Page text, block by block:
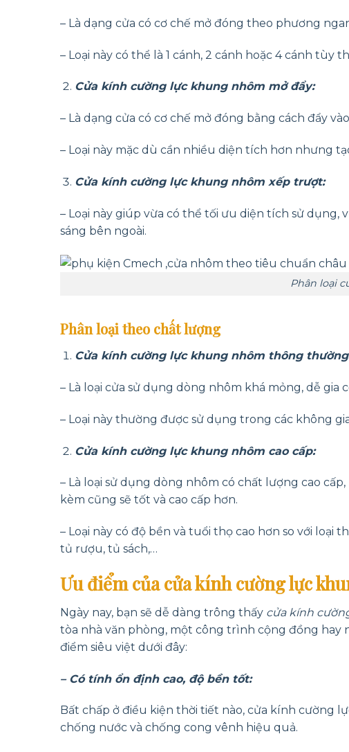
– Là dạng cửa có cơ chế mở đóng theo phương
– Loại này có thể là 1 cánh, 2 cánh hoặc 4 cánh tùy
Cửa kính cường lực khung nhôm mở đẩy:
– Là dạng cửa có cơ chế mở đóng bằng cách đẩy
– Loại này mặc dù cần nhiều diện tích hơn nhưng
Cửa kính cường lực khung nhôm xếp trượt:
– Loại này giúp vừa có thể tối ưu diện tích sử dụng,
sáng bên ngoài.
Phân loại
Phân loại theo chất lượng
Cửa kính cường lực khung nhôm thông
– Là loại cửa sử dụng dòng nhôm khá mỏng, dễ gia
– Loại này thường được sử dụng trong các không
Cửa kính cường lực khung nhôm cao cấp:
– Là loại sử dụng dòng nhôm có chất lượng cao
kèm cũng sẽ tốt và cao cấp hơn.
– Loại này có độ bền và tuổi thọ cao hơn so với loại
tủ rượu, tủ sách,…
Ưu điểm của cửa kính cường lực
Ngày nay, bạn sẽ dễ dàng trông thấy cửa kính
tòa nhà văn phòng, một công trình cộng đồng hay
điểm siêu việt dưới đây:
– Có tính ổn định cao, độ bền tốt:
Bất chấp ở điều kiện thời tiết nào, cửa kính cường
chống nước và chống cong vênh hiệu quả.